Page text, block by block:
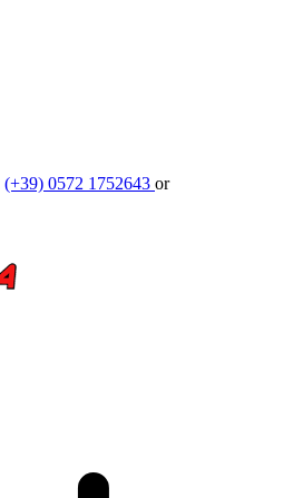
(+39) 0572 1752643 or